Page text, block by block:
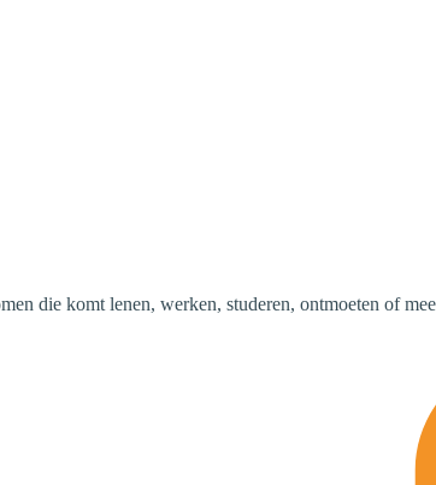
die komt lenen, werken, studeren, ontmoeten of